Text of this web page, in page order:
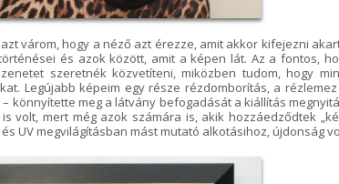
azt várom, hogy a néző azt érezze, amit akkor kifejezni
és azok között, amit a képen lát. Az a fontos,
szeretnék közvetíteni, miközben tudom, hogy
Legújabb képeim egy része rézdomborítás, a
– könnyítette meg a látvány befogadását a kiállítás
volt, mert még azok számára is, akik hozzáedződtek
UV megvilágításban mást mutató alkotásihoz, újdonság